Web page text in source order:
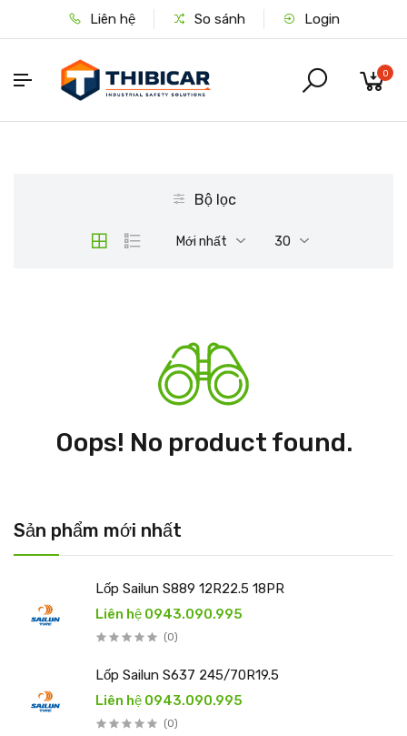
Liên hệ So sánh Login
0
Sản phẩm mới nhất
Lốp Sailun S889 12R22.5 18PR
Liên hệ 0943.090.995
(0)
Lốp Sailun S637 245/70R19.5
Liên hệ 0943.090.995
(0)
Bộ lọc
Mới nhất 30
Oops! No product found.